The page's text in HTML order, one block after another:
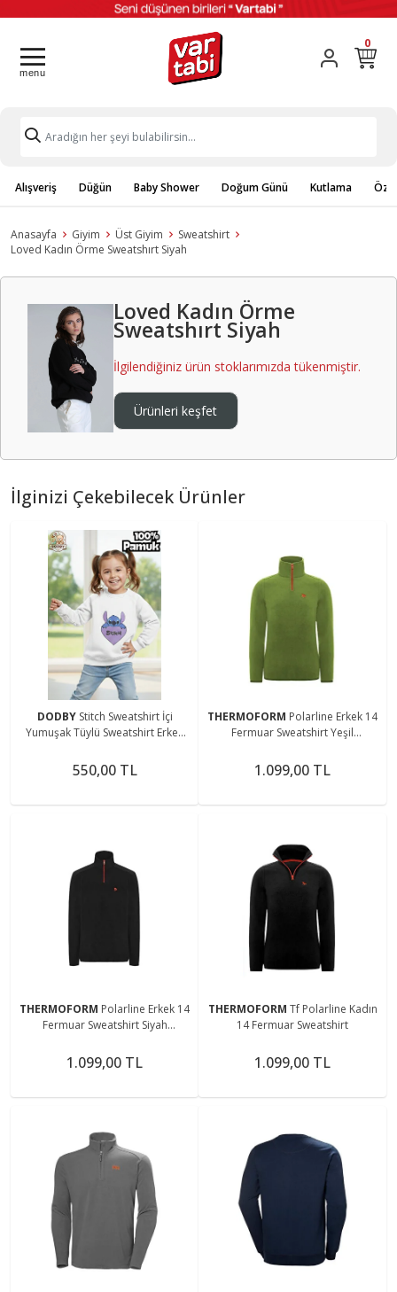
0
Alışveriş Düğün Baby Shower Doğum Günü Kutlama
Anasayfa Giyim Üst Giyim
Sweatshirt
Loved Kadın Örme Sweatshırt Siyah
Loved Kadın Örme
Sweatshırt Siyah
İlgilendiğiniz ürün stoklarımızda tükenmiştir.
Ürünleri keşfet
İlginizi Çekebilecek Ürünler
DODBY Stitch Sweatshirt İçi
Yumuşak Tüylü Sweatshirt Erkek
Stitch Kıyafet
550,00 TL
THERMOFORM Polarline Erkek 14
Fermuar Sweatshirt Yeşil
1.099,00 TL
THERMOFORM Polarline Erkek 14
Fermuar Sweatshirt Siyah
1.099,00 TL
THERMOFORM Tf Polarline Kadın
14 Fermuar Sweatshirt
1.099,00 TL